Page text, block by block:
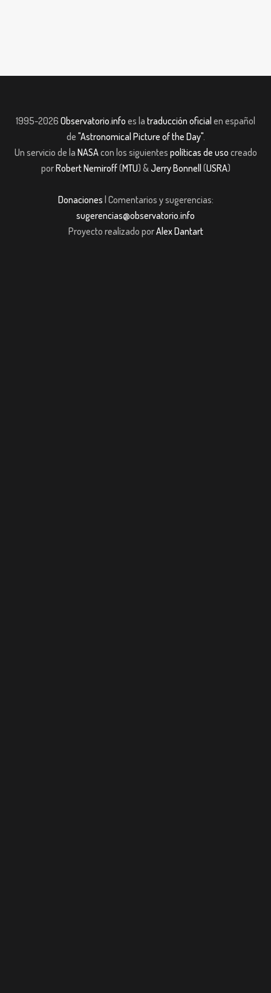
1995-2026 Observatorio.info es la traducción oficial en español
de "Astronomical Picture of the Day".
Un servicio de la NASAcon los siguientes políticas de uso creado
porRobert Nemiroff(MTU) &Jerry Bonnell (USRA)
Donaciones | Comentarios y sugerencias:
sugerencias@observatorio.info
Proyecto realizado porAlex Dantart